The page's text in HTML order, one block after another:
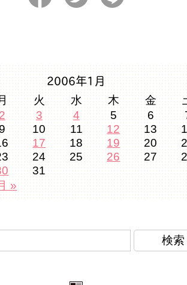
2006年1月
火 水 木 金
2 3 4 5 6
9 10 11 12 13
17 18 19 20
24 25 26 27
31
»